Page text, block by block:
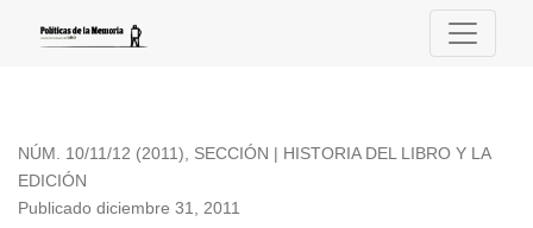
Aportes para una historia del circuito editorial en la Códoba
NÚM. 10/11/12 (2011), SECCIÓN | HISTORIA DEL LIBRO Y LA
EDICIÓN
Publicado diciembre 31, 2011